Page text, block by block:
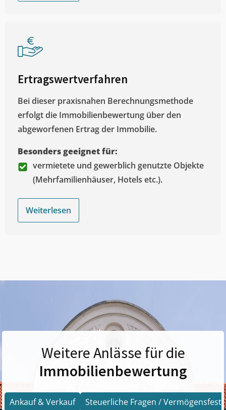
Ertragswertverfahren
Bei dieser praxisnahen Berechnungsmethode
erfolgt die Immobilienbewertung über den
abgeworfenen Ertrag der Immobilie.
Besonders geeignet für:
vermietete und gewerblich genutzte Objekte
(Mehrfamilienhäuser, Hotels etc.).
Weiterlesen
Weitere Anlässe für die
Immobilienbewertung
Ankauf & Verkauf Steuerliche Fragen /